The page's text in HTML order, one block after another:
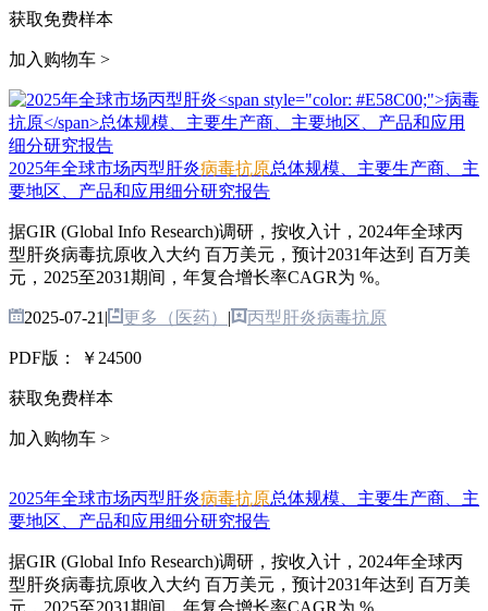
获取免费样本
加入购物车 >
2025年全球市场丙型肝炎病毒抗原总体规模、主要生产商、主
要地区、产品和应用细分研究报告
据GIR (Global Info Research)调研，按收入计，2024年全球丙
型肝炎病毒抗原收入大约 百万美元，预计2031年达到 百万美
元，2025至2031期间，年复合增长率CAGR为 %。
2025-07-21 | 更多（医药） | 丙型肝炎病毒抗原
PDF版： ￥24500
获取免费样本
加入购物车 >
2025年全球市场丙型肝炎病毒抗原总体规模、主要生产商、主
要地区、产品和应用细分研究报告
据GIR (Global Info Research)调研，按收入计，2024年全球丙
型肝炎病毒抗原收入大约 百万美元，预计2031年达到 百万美
元，2025至2031期间，年复合增长率CAGR为 %。